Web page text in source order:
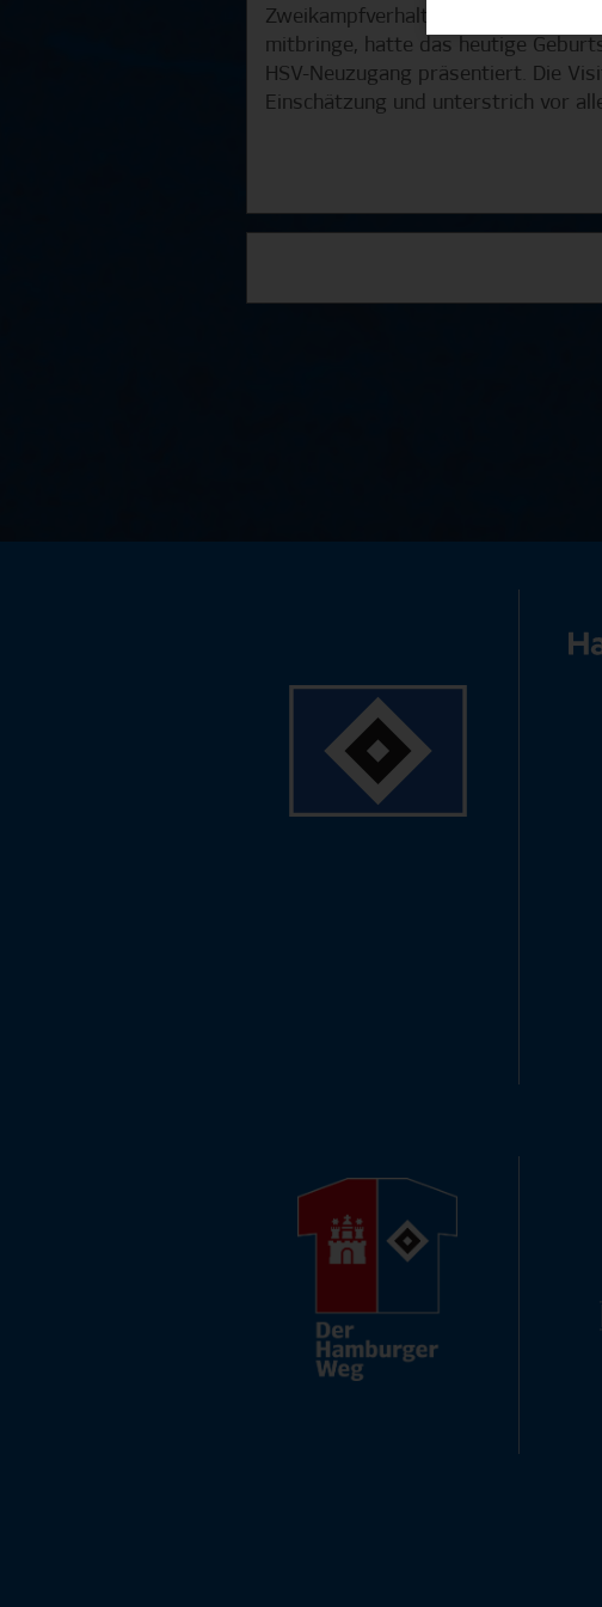
Zweikampfverhalten und einer
mitbringe, hatte das heutige
HSV-Neuzugang präsentiert. Die
Einschätzung und unterstrich vor